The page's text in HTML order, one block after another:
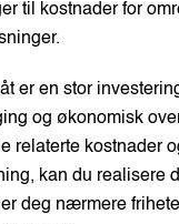
til kostnader for
er en stor
og økonomisk
relaterte kostnader
kan du realisere
deg nærmere